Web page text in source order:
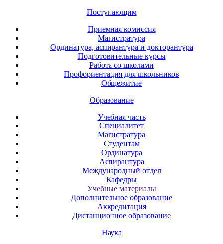
Поступающим
Приемная комиссия
Магистратура
Ординатура, аспирантура и докторантура
Подготовительные курсы
Работа со школами
Профориентация для школьников
Общежитие
Образование
Учебная часть
Специалитет
Магистратура
Студентам
Ординатура
Аспирантура
Международный отдел
Кафедры
Учебные материалы
Дополнительное образование
Аккредитация
Дистанционное образование
Наука